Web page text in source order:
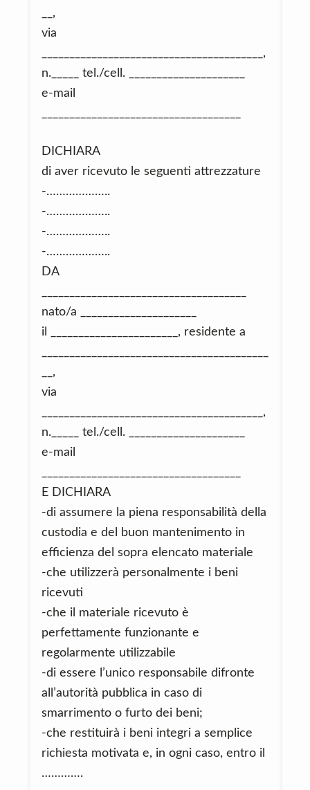
__,
via
________________________________________,
n._____ tel./cell. _____________________
e-mail
DICHIARA
di aver ricevuto le seguenti attrezzature
-………………..
-………………..
-………………..
-………………..
DA
nato/a _____________________
il _______________________, residente a
__,
via
________________________________________,
n._____ tel./cell. _____________________
e-mail
E DICHIARA
-di assumere la piena responsabilità della
custodia e del buon mantenimento in
efficienza del sopra elencato materiale
-che utilizzerà personalmente i beni
ricevuti
-che il materiale ricevuto è
perfettamente funzionante e
regolarmente utilizzabile
-di essere l’unico responsabile difronte
all’autorità pubblica in caso di
smarrimento o furto dei beni;
-che restituirà i beni integri a semplice
richiesta motivata e, in ogni caso, entro il
………….